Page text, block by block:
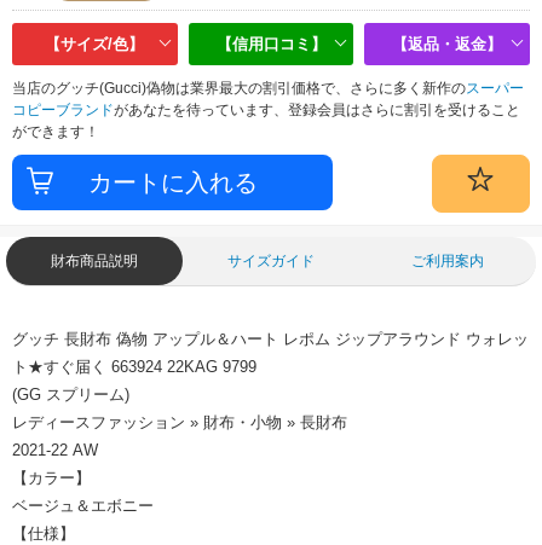
【サイズ/色】 【信用口コミ】 【返品・返金】
当店のグッチ(Gucci)偽物は業界最大の割引価格で、さらに多く新作のスーパー
コピーブランドがあなたを待っています、登録会員はさらに割引を受けること
ができます！
財布商品説明 サイズガイド ご利用案内
グッチ 長財布 偽物 アップル＆ハート レポム ジップアラウンド ウォレッ
ト★すぐ届く 663924 22KAG 9799
(GG スプリーム)
レディースファッション » 財布・小物 » 長財布
2021-22 AW
【カラー】
ベージュ＆エボニー
【仕様】